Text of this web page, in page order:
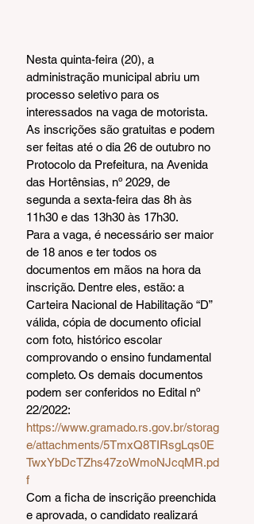
Nesta quinta-feira (20), a
administração municipal abriu um
processo seletivo para os
interessados na vaga de motorista.
As inscrições são gratuitas e podem
ser feitas até o dia 26 de outubro no
Protocolo da Prefeitura, na Avenida
das Hortênsias, nº 2029, de
segunda a sexta-feira das 8h às
11h30 e das 13h30 às 17h30.
Para a vaga, é necessário ser maior
de 18 anos e ter todos os
documentos em mãos na hora da
inscrição. Dentre eles, estão: a
Carteira Nacional de Habilitação “D”
válida, cópia de documento oficial
com foto, histórico escolar
comprovando o ensino fundamental
completo. Os demais documentos
podem ser conferidos no Edital nº
22/2022:
https://www.gramado.rs.gov.br/storag
e/attachments/5TmxQ8TIRsgLqs0E
TwxYbDcTZhs47zoWmoNJcqMR.pd
f
Com a ficha de inscrição preenchida
e aprovada, o candidato realizará